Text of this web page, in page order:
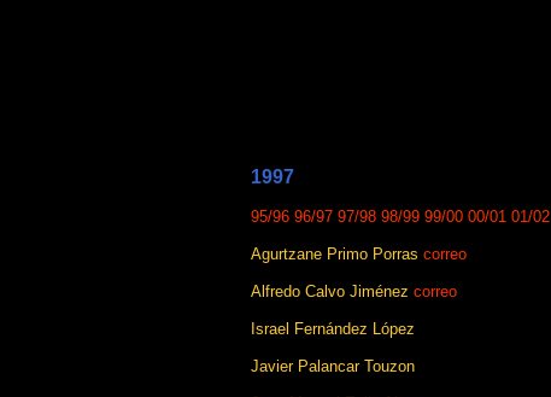
1997
95/96 96/97 97/98 98/99 99/00 00/01 01/02
Agurtzane Primo Porras correo
Alfredo Calvo Jiménez correo
Israel Fernández López
Javier Palancar Touzon